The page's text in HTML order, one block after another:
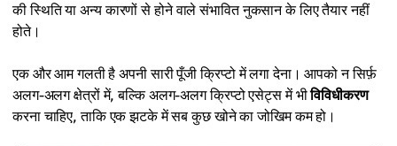
की स्थिति या अन्य कारणों से होने वाले संभावित नुकसान के लिए तैयार नहीं
होते।
एक और आम गलती है अपनी सारी पूँजी क्रिप्टो में लगा देना। आपको न सिर्फ़
अलग-अलग क्षेत्रों में, बल्कि अलग-अलग क्रिप्टो एसेट्स में भीविविधीकरण
करना चाहिए, ताकि एक झटके में सब कुछ खोने का जोखिम कम हो।